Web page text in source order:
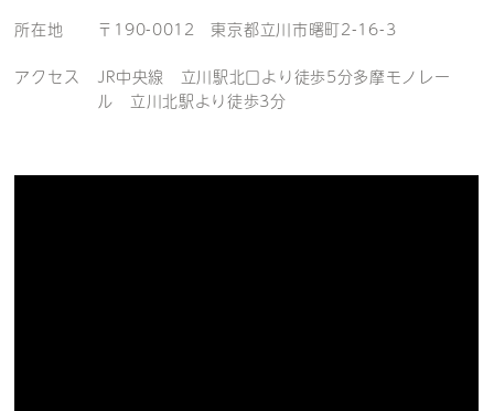
所在地
〒190-0012 東京都立川市曙町2-16-3
アクセス
JR中央線 立川駅北口より徒歩5分多摩モノレー
ル 立川北駅より徒歩3分